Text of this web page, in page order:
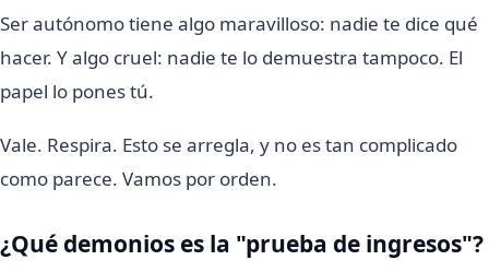
Ser autónomo tiene algo maravilloso: nadie te dice qué
hacer. Y algo cruel: nadie te lo demuestra tampoco. El
papel lo pones tú.
Vale. Respira. Esto se arregla, y no es tan complicado
como parece. Vamos por orden.
¿Qué demonios es la "prueba de ingresos"?